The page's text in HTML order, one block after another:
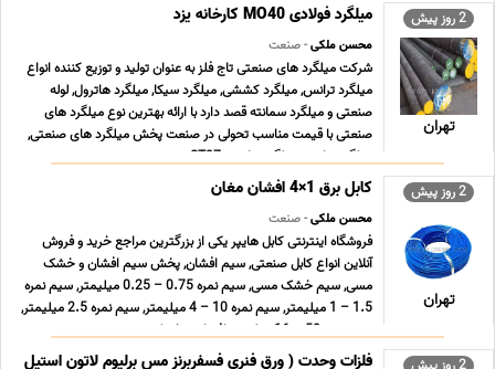
2 روز پیش
تهران
میلگرد فولادی MO40 کارخانه یزد
محسن ملکی- صنعت
شرکت میلگرد های صنعتی تاج فلز به عنوان تولید و توزیع کننده انواع
میلگرد ترانس, میلگرد کششی, میلگرد سیکا, میلگرد هاترول, لوله
صنعتی و میلگرد سمانته قصد دارد با ارائه بهترین نوع میلگرد های
صنعتی با قیمت مناسب تحولی در صنعت پخش میلگرد های صنعتی,
میلگرد ترانس, میلگرد ترانسی ST37 , می ... ...
2 روز پیش
تهران
کابل برق 1×4 افشان مغان
محسن ملکی- صنعت
فروشگاه اینترنتی کابل هایپر یکی از بزرگترین مراجع خرید و فروش
آنلاین انواع کابل صنعتی, سیم افشان, پخش سیم افشان و خشک
مسی, سیم خشک مسی, سیم نمره 0.75 – 0.25 میلیمتر, سیم نمره
1.5 – 1 میلیمتر, سیم نمره 10 – 4 میلیمتر, سیم نمره 2.5 میلیمتر,
سیم نمره 50 – 16 میلیمتر افشان و خشک زمین ... ...
فلزات وحدت ( ورق فنری فسفربرنز مس برلیوم لاتون استیل